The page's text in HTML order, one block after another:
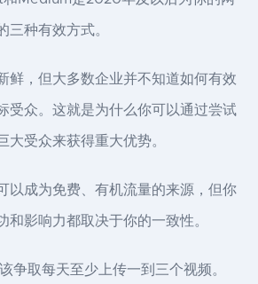
三种有效方式。
鲜，但大多数企业并不知道如何有效
受众。这就是为什么你可以通过尝试
大受众来获得重大优势。
以成为免费、有机流量的来源，但你
和影响力都取决于你的一致性。
争取每天至少上传一到三个视频。